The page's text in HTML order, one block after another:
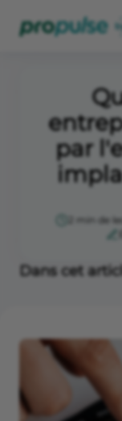
par
2 min de
Dans cet